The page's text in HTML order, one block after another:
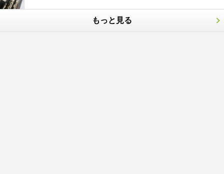
もっと見る